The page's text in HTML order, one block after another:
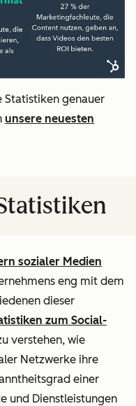
Statistiken genauer
unsere neuesten
sozialer Medien
eng mit dem
dieser
zum Social-
verstehen, wie
Netzwerke ihre
einer
und Dienstleistungen